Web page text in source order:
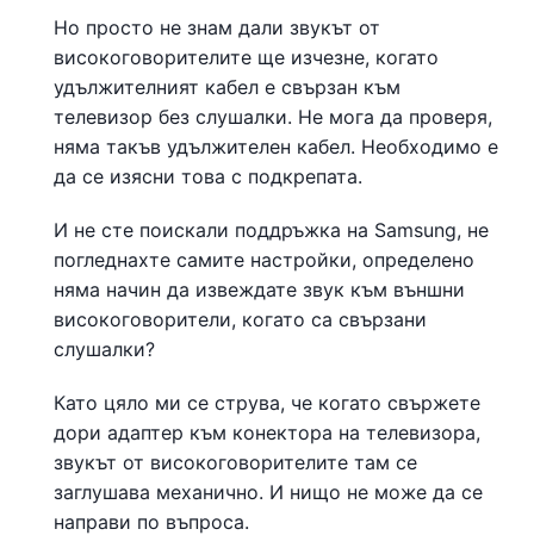
Но просто не знам дали звукът от
високоговорителите ще изчезне, когато
удължителният кабел е свързан към
телевизор без слушалки. Не мога да проверя,
няма такъв удължителен кабел. Необходимо е
да се изясни това с подкрепата.
И не сте поискали поддръжка на Samsung, не
погледнахте самите настройки, определено
няма начин да извеждате звук към външни
високоговорители, когато са свързани
слушалки?
Като цяло ми се струва, че когато свържете
дори адаптер към конектора на телевизора,
звукът от високоговорителите там се
заглушава механично. И нищо не може да се
направи по въпроса.